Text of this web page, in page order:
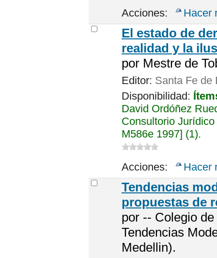
Acciones: Hacer
El estado de
realidad y la
por Mestre de
Editor: Santa Fe de
Disponibilidad:
David Ordóñez
Consultorio
M586e 1997] (1).
Acciones: Hacer
Tendencias
propuestas de
por -- Colegio
Tendencias
Medellin).